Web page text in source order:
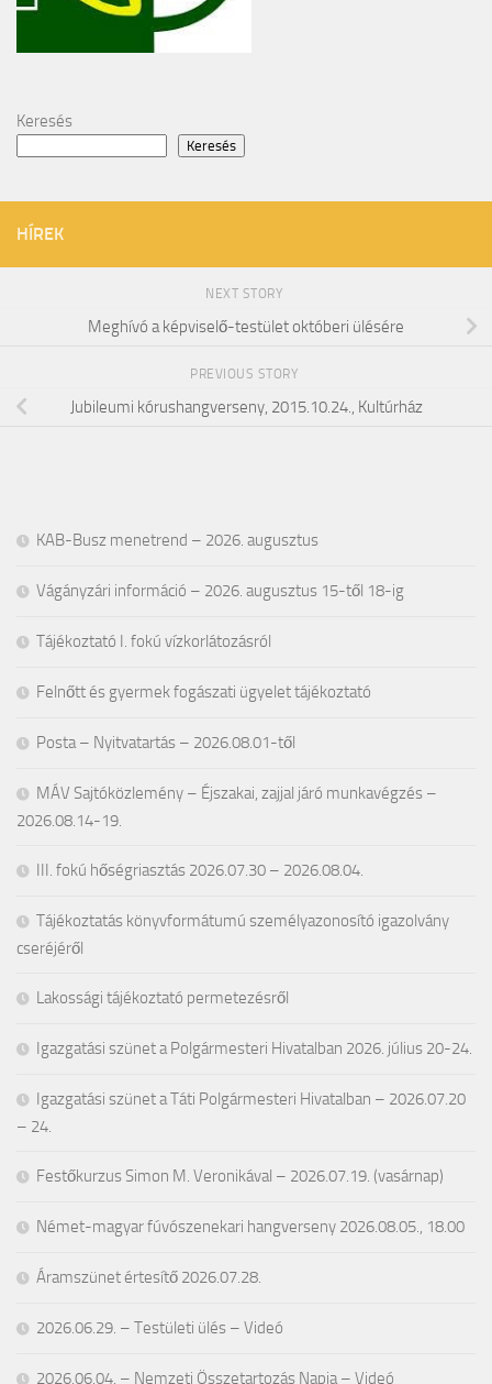
Keresés
Keresés
HÍREK
NEXT STORY
Meghívó a képviselő-testület októberi ülésére
PREVIOUS STORY
Jubileumi kórushangverseny, 2015.10.24., Kultúrház
KAB-Busz menetrend – 2026. augusztus
Vágányzári információ – 2026. augusztus 15-től 18-ig
Tájékoztató I. fokú vízkorlátozásról
Felnőtt és gyermek fogászati ügyelet tájékoztató
Posta – Nyitvatartás – 2026.08.01-től
MÁV Sajtóközlemény – Éjszakai, zajjal járó munkavégzés –
2026.08.14-19.
III. fokú hőségriasztás 2026.07.30 – 2026.08.04.
Tájékoztatás könyvformátumú személyazonosító igazolvány
cseréjéről
Lakossági tájékoztató permetezésről
Igazgatási szünet a Polgármesteri Hivatalban 2026. július 20-24.
Igazgatási szünet a Táti Polgármesteri Hivatalban – 2026.07.20
– 24.
Festőkurzus Simon M. Veronikával – 2026.07.19. (vasárnap)
Német-magyar fúvószenekari hangverseny 2026.08.05., 18.00
Áramszünet értesítő 2026.07.28.
2026.06.29. – Testületi ülés – Videó
2026.06.04. – Nemzeti Összetartozás Napja – Videó